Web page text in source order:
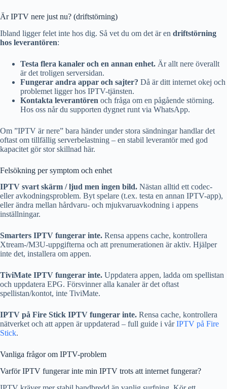
Är IPTV nere just nu? (driftstörning)
Ibland ligger felet inte hos dig. Så vet du om det är en driftstörning
hos leverantören:
Testa flera kanaler och en annan enhet. Är allt nere överallt
är det troligen serversidan.
Fungerar andra appar och sajter? Då är ditt internet okej och
problemet ligger hos IPTV-tjänsten.
Kontakta leverantören och fråga om en pågående störning.
Hos oss når du supporten dygnet runt via WhatsApp.
Om ”IPTV är nere” bara händer under stora sändningar handlar det
oftast om tillfällig serverbelastning – en stabil leverantör med god
kapacitet gör stor skillnad här.
Felsökning per symptom och enhet
IPTV svart skärm / ljud men ingen bild. Nästan alltid ett codec-
eller avkodningsproblem. Byt spelare (t.ex. testa en annan IPTV-app),
eller ändra mellan hårdvaru- och mjukvaruavkodning i appens
inställningar.
Smarters IPTV fungerar inte. Rensa appens cache, kontrollera
Xtream-/M3U-uppgifterna och att prenumerationen är aktiv. Hjälper
inte det, installera om appen.
TiviMate IPTV fungerar inte. Uppdatera appen, ladda om spellistan
och uppdatera EPG. Försvinner alla kanaler är det oftast
spellistan/kontot, inte TiviMate.
IPTV på Fire Stick IPTV fungerar inte. Rensa cache, kontrollera
nätverket och att appen är uppdaterad – full guide i vårIPTV på Fire
Stick.
Vanliga frågor om IPTV-problem
Varför IPTV fungerar inte min IPTV trots att internet fungerar?